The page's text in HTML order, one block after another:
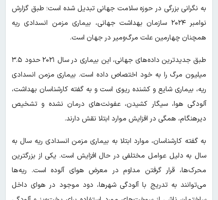
به نگرانی بزرگی در حوزه سلامت جهانی تبدیل شده است؛ طبق گزارش
نوامبر ۲۰۲۴ سازمان بهداشت جهانی، بیماری مزمن انسدادی ریه
همچنان چهارمین علت مرگ‌ومیر در جهان است.
طبق جدیدترین داده‌های جهانی، این بیماری در سال ۲۰۲۱ حدود ۳.۵
میلیون مرگ را به خود اختصاص داده است. بیماری مزمن انسدادی
ریه، بیماری شایع و کشنده ریوی است و به گفته کارشناسان بهداشت،
آلودگی هوا، سیگار کشیدن، عفونت‌های درمان نشده و تشخیص
دیرهنگام، همگی در افزایش موارد ابتلا نقش دارند.
به گفته کارشناسان، موارد ابتلا به بیماری مزمن انسدادی ریه سال به
سال به دلیل عوامل مختلفی در حال افزایش است. یکی از بزرگترین
محرک‌ها، قرار گرفتن مداوم در معرض هوای آلوده است. ریه‌ها
می‌توانند به تدریج با آلودگی شهرها، دود موجود در هوای داخل